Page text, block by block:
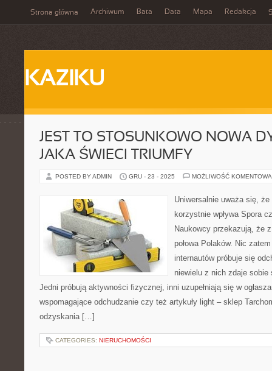
Strona główna Archiwum Bata Data Mapa Redakcja
KAZIKU
JEST TO STOSUNKOWO NOWA
JAKA ŚWIECI TRIUMFY
POSTED BY ADMIN GRU - 23 - 2025 MOŻLIWOŚĆ
Uniwersalnie uważa się,
korzystnie wpływa Spora
Naukowcy przekazują, że
połowa Polaków. Nic
internautów próbuje się
niewielu z nich zdaje
Jedni próbują aktywności fizycznej, inni uzupełniają się w
wspomagające odchudzanie czy też artykuły light – sklep
odzyskania […]
CATEGORIES: NIERUCHOMOŚCI